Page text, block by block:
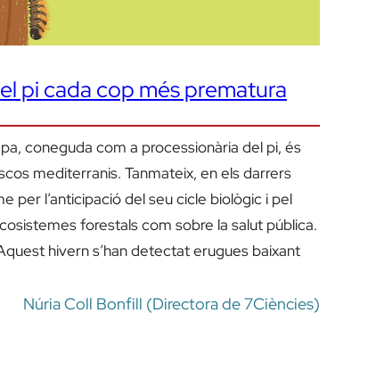
pi cada cop més prematura
coneguda com a processionària del pi, és
mediterranis. Tanmateix, en els darrers
per l’anticipació del seu cicle biològic i pel
forestals com sobre la salut pública.
hivern s’han detectat erugues baixant
Núria Coll Bonfill (Directora de 7Ciències)